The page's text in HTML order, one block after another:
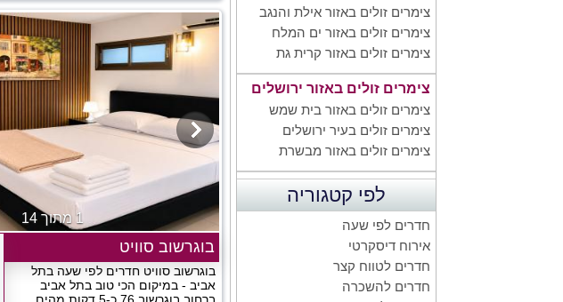
צימרים זולים באזור אילת והנגב
צימרים זולים באזור ים המלח
צימרים זולים באזור קרית גת
צימרים זולים באזור ירושלים
צימרים זולים באזור בית שמש
צימרים זולים בעיר ירושלים
צימרים זולים באזור מבשרת
לפי קטגוריה
חדרים לפי שעה
אירוח דיסקרטי
חדרים לטווח קצר
חדרים להשכרה
1 מתוך 14
בוגרשוב סוויט
בוגרשוב סוויט חדרים לפי שעה בתל
אביב - במיקום הכי טוב בתל אביב